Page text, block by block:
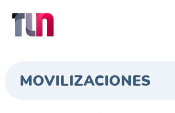
MOVILIZACIONES